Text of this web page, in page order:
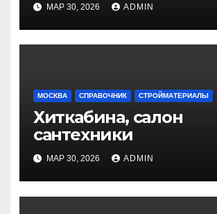
МАР 30, 2026 ADMIN
МОСКВА СПРАВОЧНИК СТРОЙМАТЕРИАЛЫ
Хиткабина, салон
сантехники
МАР 30, 2026 ADMIN